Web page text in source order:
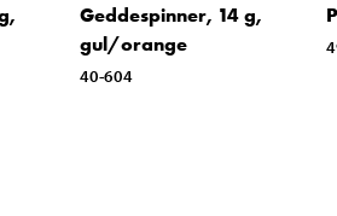
Geddespinner, 14 g,
gul/orange
40-604